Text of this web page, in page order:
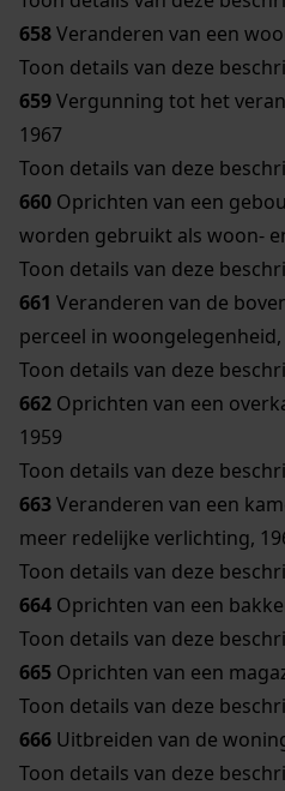
658Veranderen van een
Toon details van deze
659Vergunning tot het
1967
Toon details van deze
660 Oprichten van een
worden gebruikt als woon-
Toon details van deze
661 Veranderen van de
perceel in woongelegenheid,
Toon details van deze
662 Oprichten van een
1959
Toon details van deze
663Veranderen van een
meer redelijke verlichting,
Toon details van deze
664 Oprichten van een
Toon details van deze
665 Oprichten van een
Toon details van deze
666 Uitbreiden van de
Toon details van deze